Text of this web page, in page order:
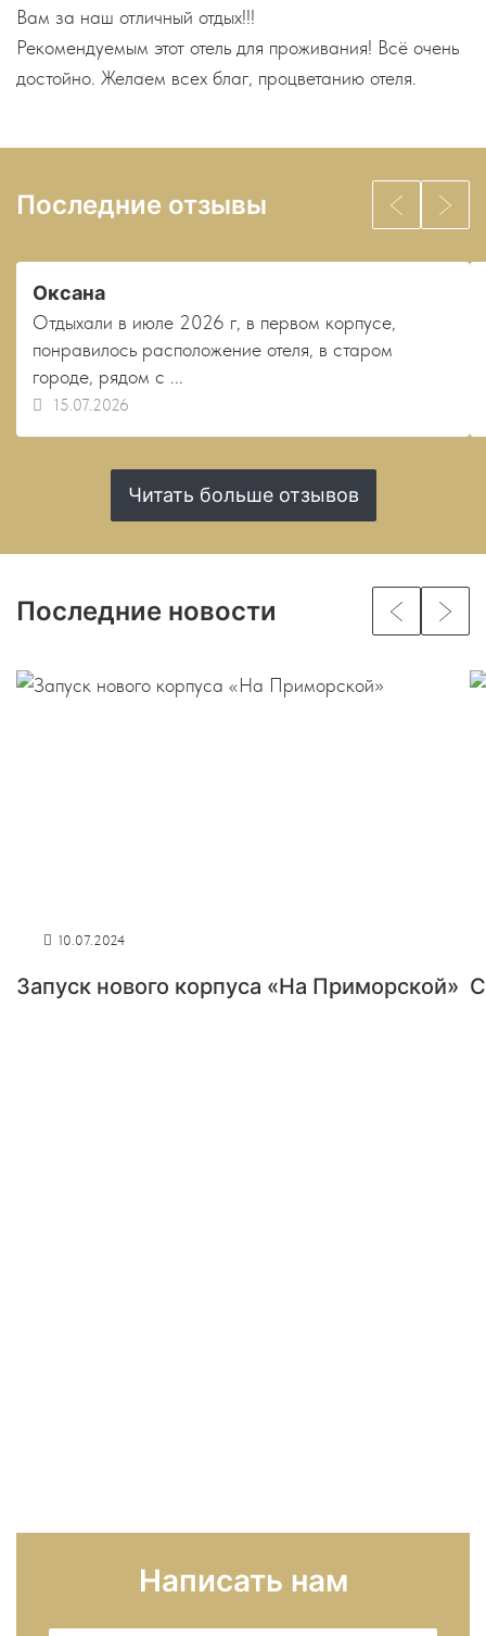
Вам за наш отличный отдых!!!
Рекомендуемым этот отель для проживания! Всё очень
достойно. Желаем всех благ, процветанию отеля.
Последние отзывы
Оксана
Отдыхали в июле 2026 г, в первом корпусе,
понравилось расположение отеля, в старом
городе, рядом с ...
15.07.2026
Читать больше отзывов
Последние новости
10.07.2024
Запуск нового корпуса «На Приморской»
Написать нам